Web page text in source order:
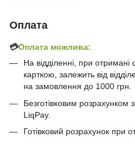
Оплата
💳Оплата можлива:
На відділенні, при отримані
карткою, залежить від
на замовлення до 1000 грн.
Безготівковим
LiqPay.
Готівковий розрахунок при